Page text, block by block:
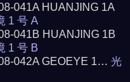
041A HUANJING 1A
1 号 A
041B HUANJING 1B
1 号 B
042A GEOEYE 1…光